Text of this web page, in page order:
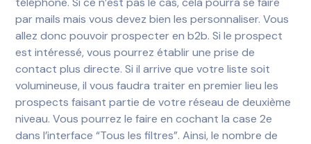
par mails mais vous devez bien les personnaliser. Vous
allez donc pouvoir prospecter en b2b. Si le prospect
est intéressé, vous pourrez établir une prise de
contact plus directe. Si il arrive que votre liste soit
volumineuse, il vous faudra traiter en premier lieu les
prospects faisant partie de votre réseau de deuxième
niveau. Vous pourrez le faire en cochant la case 2e
dans l’interface “Tous les filtres”. Ainsi, le nombre de